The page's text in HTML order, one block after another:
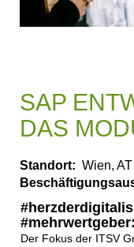
SAP
DAS
Standort: Wien, AT
Der Fokus der ITSV